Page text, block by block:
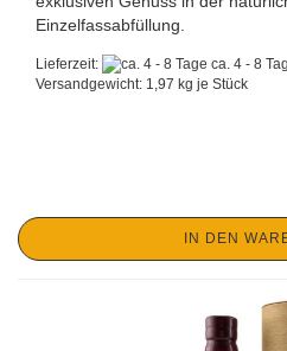
Einzelfassabfüllung.
Lieferzeit:
ca. 4 - 8
Versandgewicht: 1,97 kg je Stück
IN DEN